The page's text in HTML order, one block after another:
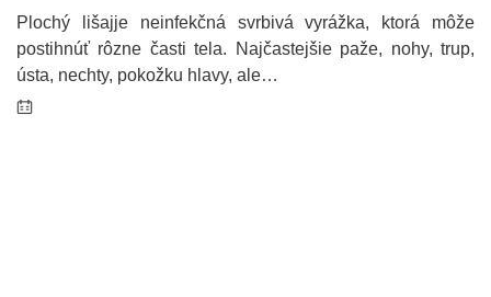
Plochý lišajje neinfekčná svrbivá vyrážka, ktorá môže
postihnúť rôzne časti tela. Najčastejšie paže, nohy, trup,
ústa, nechty, pokožku hlavy, ale…